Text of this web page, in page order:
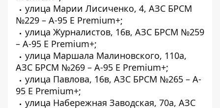
улица Марии Лисиченко, 4, АЗС БРСМ
№229 – A-95 E Premium+;
улица Журналистов, 16в, АЗС БРСМ №259
– A-95 E Premium+;
улица Маршала Малиновского, 110а,
АЗС БРСМ №269 – A-95 E Premium+;
улица Павлова, 16в, АЗС БРСМ №265 – A-
95 E Premium+;
улица Набережная Заводская, 70а, АЗС